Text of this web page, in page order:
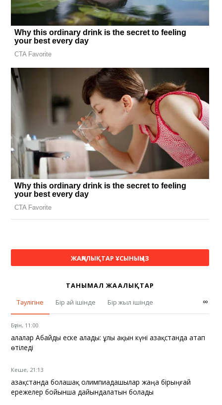
ЖАҢАЛЫҚТАР ҰСЫНЫҢЫЗ
ТАНЫМАЛ ЖАҢАЛЫҚТАР
Тәулігіне
Бір ай ішінде Бір жыл ішінде ∞
Бүгін, 11:00
Қалалар Абайды еске алады: ұлы ақын күні Қазақстанда атап
өтіледі
Кеше, 21:13
Қазақстанда болашақ олимпиадашылар жаңа бірыңғай
ережелер бойынша дайындалатын болады